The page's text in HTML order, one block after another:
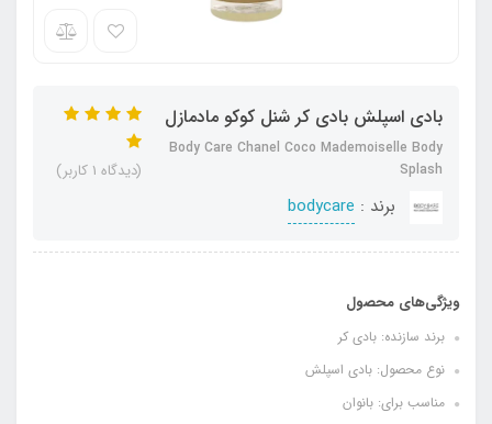
بادی اسپلش بادی کر شنل کوکو‌ مادمازل
Body Care Chanel Coco Mademoiselle Body
Splash
برند : bodycare
(دیدگاه 1 کاربر)
ویژگی‌های محصول
برند سازنده: بادی کر
نوع محصول: بادی اسپلش
مناسب برای: بانوان